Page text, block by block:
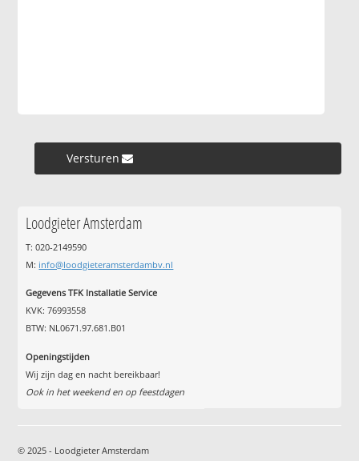
Versturen »
Loodgieter Amsterdam
T: 020-2149590
M: info@loodgieteramsterdambv.nl
Gegevens TFK Installatie Service
KVK: 76993558
BTW: NL0671.97.681.B01
Openingstijden
Wij zijn dag en nacht bereikbaar!
Ook in het weekend en op feestdagen
© 2025 - Loodgieter Amsterdam